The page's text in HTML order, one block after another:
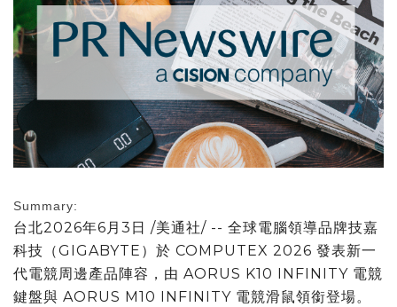
Summary:
台北2026年6月3日 /美通社/ -- 全球電腦領導品牌技嘉
科技（GIGABYTE）於 COMPUTEX 2026 發表新一
代電競周邊產品陣容，由 AORUS K10 INFINITY 電競
鍵盤與 AORUS M10 INFINITY 電競滑鼠領銜登場。